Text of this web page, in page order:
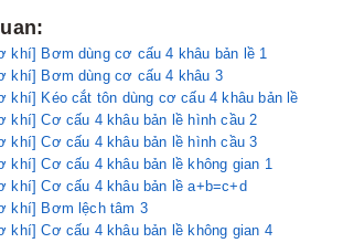
khí] Bơm dùng cơ cấu 4 khâu bản lề 1
khí] Bơm dùng cơ cấu 4 khâu 3
khí] Kéo cắt tôn dùng cơ cấu 4 khâu bản lề
khí] Cơ cấu 4 khâu bản lề hình cầu 2
khí] Cơ cấu 4 khâu bản lề hình cầu 3
khí] Cơ cấu 4 khâu bản lề không gian 1
khí] Cơ cấu 4 khâu bản lề a+b=c+d
khí] Bơm lệch tâm 3
khí] Cơ cấu 4 khâu bản lề không gian 4